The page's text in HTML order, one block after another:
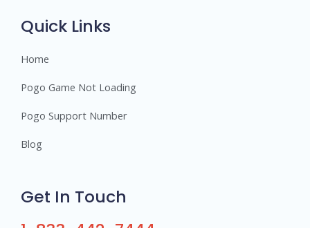
Quick Links
Home
Pogo Game Not Loading
Pogo Support Number
Blog
Get In Touch